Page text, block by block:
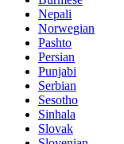
Nepali
Norwegian
Pashto
Persian
Punjabi
Serbian
Sesotho
Sinhala
Slovak